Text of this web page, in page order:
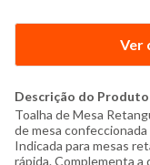
Ver
Descrição do Produto
Toalha de Mesa
de mesa
Indicada para mesas
rápida. Complementa a